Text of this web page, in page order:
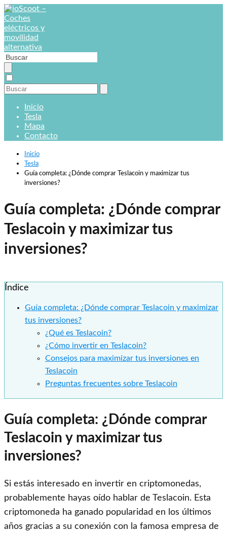
Inicio
Tesla
Mapa
Contacto
Inicio
Tesla
Guía completa: ¿Dónde comprar Teslacoin y maximizar tus
inversiones?
Guía completa: ¿Dónde comprar
Teslacoin y maximizar tus
inversiones?
Índice
Guía completa: ¿Dónde comprar Teslacoin y maximizar
tus inversiones?
¿Qué es Teslacoin?
¿Cómo invertir en Teslacoin?
Consejos para maximizar tus inversiones en
Teslacoin
Preguntas frecuentes sobre Teslacoin
Guía completa: ¿Dónde comprar
Teslacoin y maximizar tus
inversiones?
Si estás interesado en invertir en criptomonedas,
probablemente hayas oído hablar de Teslacoin. Esta
criptomoneda ha ganado popularidad en los últimos
años gracias a su conexión con la famosa empresa de